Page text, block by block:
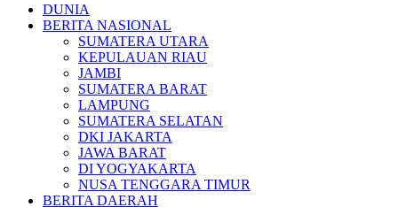
DUNIA
BERITA NASIONAL
SUMATERA UTARA
KEPULAUAN RIAU
JAMBI
SUMATERA BARAT
LAMPUNG
SUMATERA SELATAN
DKI JAKARTA
JAWA BARAT
DI YOGYAKARTA
NUSA TENGGARA TIMUR
BERITA DAERAH